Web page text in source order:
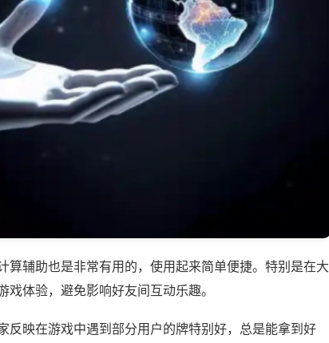
算辅助也是非常有用的，使用起来简单便捷。特别是在大
体验，避免影响好友间互动乐趣。
反映在游戏中遇到部分用户的牌特别好，总是能拿到好